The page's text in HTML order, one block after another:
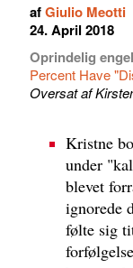
afGiulio Meotti
24. April 2018
Oprindelig
Percent Have
Oversat af
Kristne
under
blevet
ignorede
følte sig